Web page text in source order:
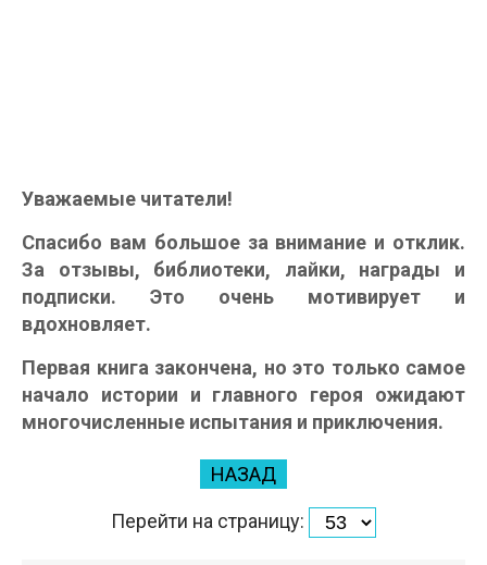
Уважаемые читатели!
Спасибо вам большое за внимание и отклик.
За отзывы, библиотеки, лайки, награды и
подписки. Это очень мотивирует и
вдохновляет.
Первая книга закончена, но это только самое
начало истории и главного героя ожидают
многочисленные испытания и приключения.
НАЗАД
Перейти на страницу: